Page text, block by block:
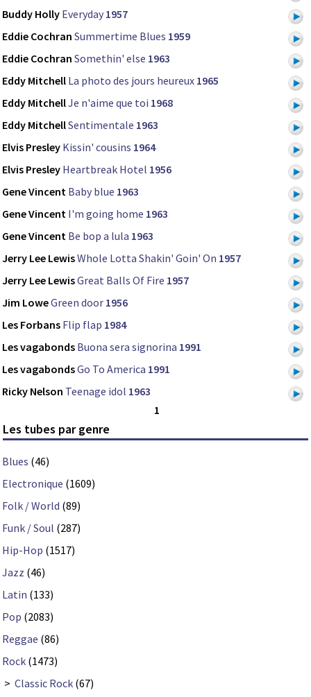
Buddy Holly Everyday 1957
Eddie Cochran Summertime Blues 1959
Eddie Cochran Somethin' else 1963
Eddy Mitchell La photo des jours heureux 1965
Eddy MitchellJe n'aime que toi 1968
Eddy MitchellSentimentale 1963
Elvis Presley Kissin' cousins 1964
Elvis Presley Heartbreak Hotel 1956
Gene Vincent Baby blue 1963
Gene Vincent I'm going home 1963
Gene Vincent Be bop a lula 1963
Jerry Lee LewisWhole Lotta Shakin' Goin' On 1957
Jerry Lee LewisGreat Balls Of Fire 1957
Jim LoweGreen door 1956
Les Forbans Flip flap 1984
Les vagabonds Buona sera signorina 1991
Les vagabondsGo To America 1991
Ricky Nelson Teenage idol 1963
1
Les tubes par genre
Blues (46)
Electronique (1609)
Folk / World (89)
Funk / Soul (287)
Hip-Hop (1517)
Jazz (46)
Latin (133)
Pop (2083)
Reggae (86)
Rock (1473)
> Classic Rock (67)